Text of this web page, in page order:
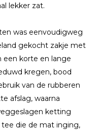
lekker zat.
was eenvoudigweg
gekocht zakje met
korte en lange
kregen, bood
van de rubberen
afslag, waarna
ketting
die de mat inging,